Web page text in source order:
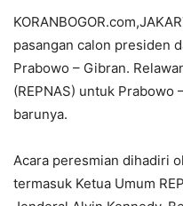
pasangan calon presiden
Prabowo – Gibran.
(REPNAS) untuk
barunya.
Acara peresmian dihadiri
termasuk Ketua Umum